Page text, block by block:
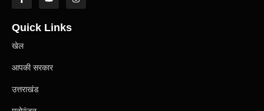
Quick Links
खेल
आपकी सरकार
उत्तराखंड